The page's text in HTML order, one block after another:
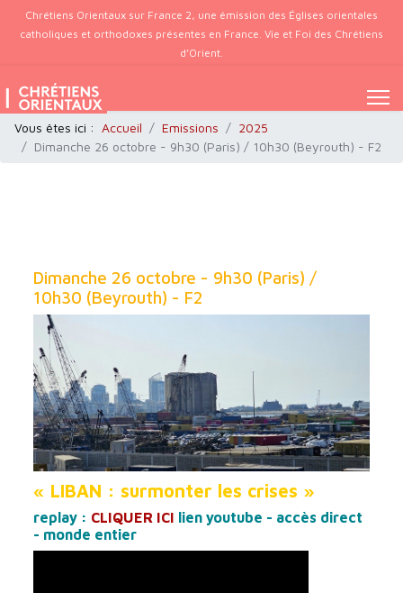
Chrétiens Orientaux sur France 2, une émission des Églises orientales
catholiques et orthodoxes présentes en France. Vie et Foi des Chrétiens
d’Orient.
Vous êtes ici : Accueil Emissions
2025
Dimanche 26 octobre - 9h30 (Paris) / 10h30 (Beyrouth) - F2
Dimanche 26 octobre - 9h30 (Paris) /
10h30 (Beyrouth) - F2
« LIBAN : surmonter les crises »
replay : CLIQUER ICI lien youtube - accès direct
- monde entier